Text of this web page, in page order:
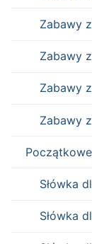
Zabawy
Zabawy
Zabawy
Zabawy
Słówka
Słówka